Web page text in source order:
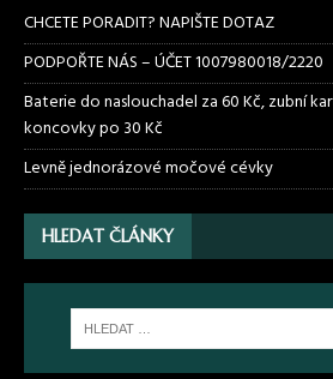
CHCETE PORADIT? NAPIŠTE DOTAZ
PODPOŘTE NÁS – ÚČET 1007980018/2220
Baterie do naslouchadel za 60 Kč, zubní
koncovky po 30 Kč
Levně jednorázové močové cévky
HLEDAT ČLÁNKY